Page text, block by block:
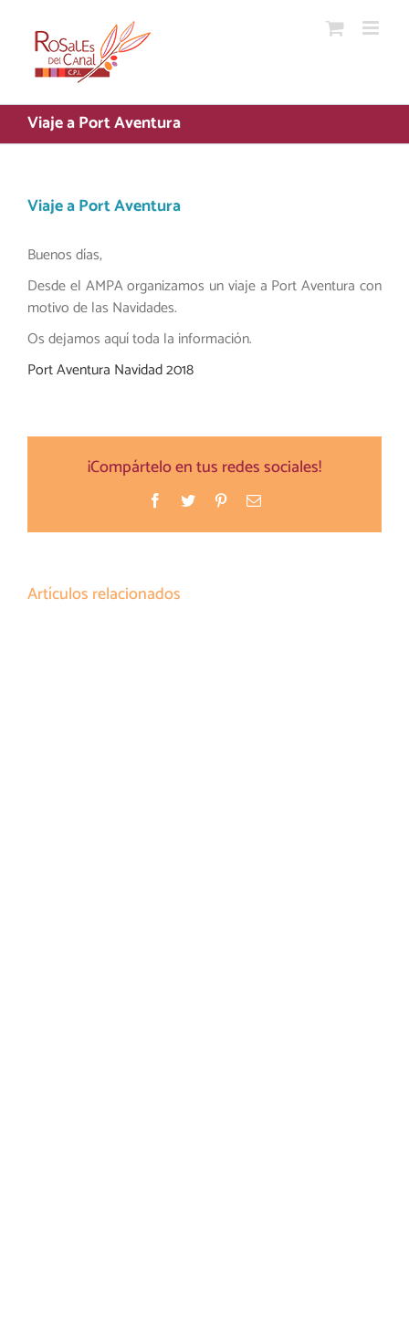
contenido
Viaje a Port Aventura
Viaje a Port Aventura
Buenos días,
Desde el AMPA organizamos un viaje a Port Aventura con
motivo de las Navidades.
Os dejamos aquí toda la información.
Port Aventura Navidad 2018
¡Compártelo en tus redes sociales!
Facebook
Twitter PinterestCorreo
Artículos relacionados